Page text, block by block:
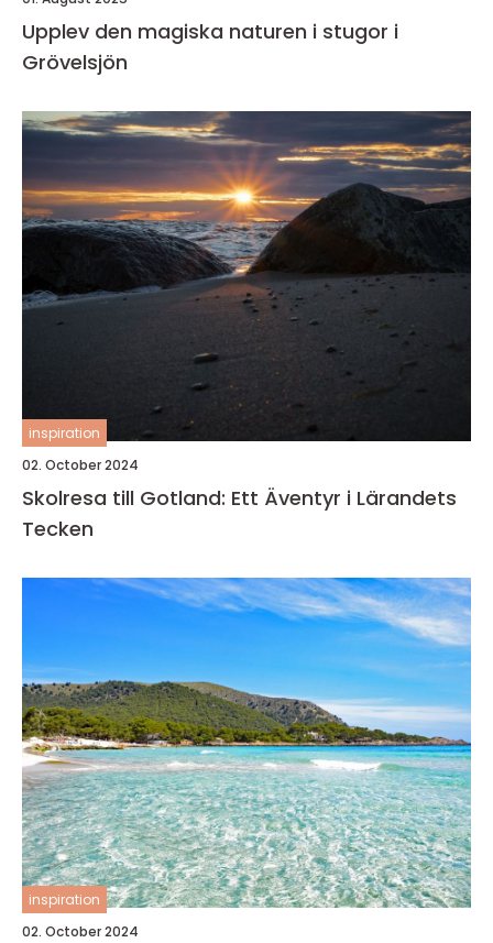
Upplev den magiska naturen i stugor i
Grövelsjön
inspiration
02. October 2024
Skolresa till Gotland: Ett Äventyr i Lärandets
Tecken
inspiration
02. October 2024